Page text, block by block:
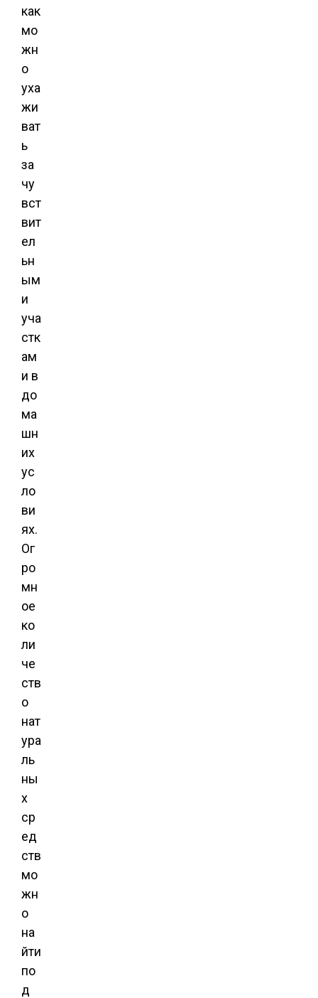
как
мо
жн
о
уха
жи
ват
ь
за
чу
вст
вит
ел
ьн
ым
и
уча
стк
ам
и в
до
ма
шн
их
ус
ло
ви
ях.
Ог
ро
мн
ое
ко
ли
че
ств
о
нат
ура
ль
ны
х
ср
ед
ств
мо
жн
о
на
йти
по
д